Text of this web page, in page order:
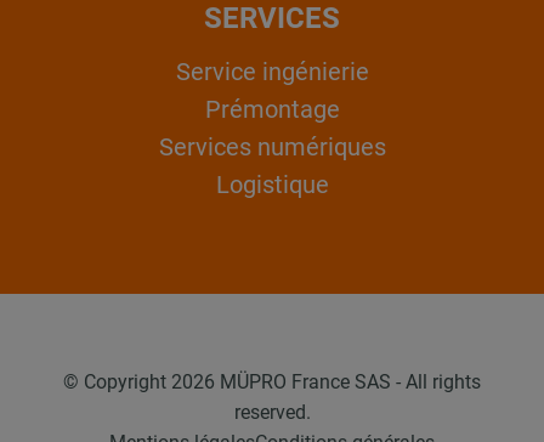
SERVICES
Service ingénierie
Prémontage
Services numériques
Logistique
© Copyright 2026 MÜPRO France SAS - All rights
reserved.